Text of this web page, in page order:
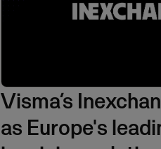
Visma’s
as Europe's